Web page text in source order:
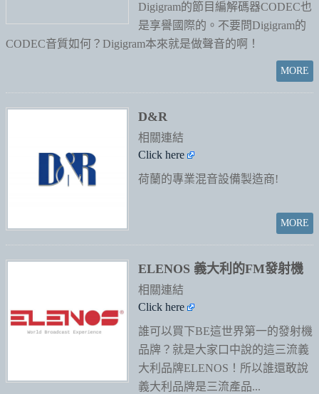
Digigram的節目編解碼器CODEC也
是享譽國際的。不要問Digigram的
CODEC音質如何？Digigram本來就是做聲音的啊！
D&R
相關連結
Click here
荷蘭的專業混音設備製造商!
ELENOS 義大利的FM發射機
相關連結
Click here
誰可以買下BE這世界第一的發射機
品牌？就是大家口中說的這三流義
大利品牌ELENOS！所以誰還敢說
義大利品牌是三流產品...